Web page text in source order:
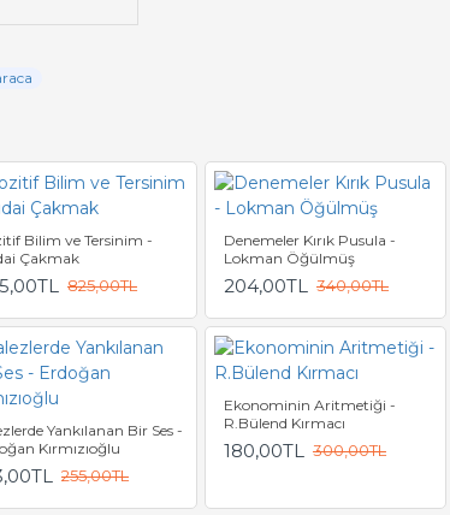
Bilim ve Tersinim -
Çakmak
825,00TL
Denemeler Kırık Pusula -
Lokman Öğülmüş
204,00TL 340,00TL
Yankılanan Bir Ses -
Kırmızıoğlu
255,00TL
Ekonominin Aritmetiği -
R.Bülend Kırmacı
180,00TL 300,00TL